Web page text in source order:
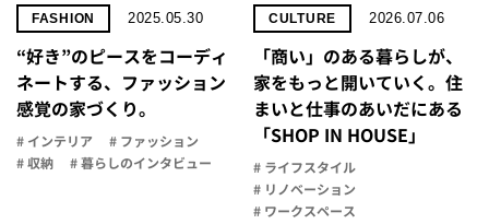
FASHION 2025.05.30
“好き”のピースをコーディ
ネートする、ファッション
感覚の家づくり。
# インテリア
# ファッション
# 収納
# 暮らしのインタビュー
CULTURE 2026.07.06
「商い」の​ある​暮らしが、​
家を​もっと​開いていく。​住
まいと​仕事の​あいだに​ある​
「SHOP IN HOUSE」
# ライフスタイル
# リノベーション
# ワークスペース